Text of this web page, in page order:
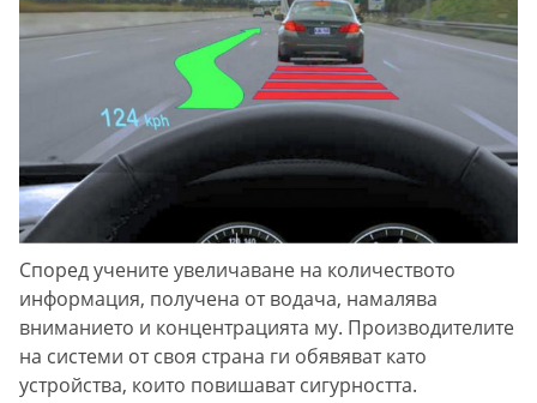
Според учените увеличаване на количеството
информация, получена от водача, намалява
вниманието и концентрацията му. Производителите
на системи от своя страна ги обявяват като
устройства, които повишават сигурността.